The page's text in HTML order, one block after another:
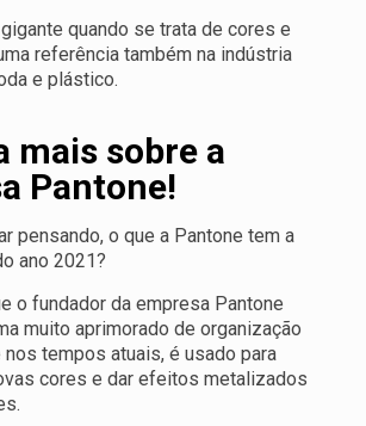
quando se trata de cores e
referência também na indústria
e plástico.
mais sobre a
Pantone!
pensando, o que a Pantone tem a
ano 2021?
o fundador da empresa Pantone
muito aprimorado de organização
tempos atuais, é usado para
cores e dar efeitos metalizados